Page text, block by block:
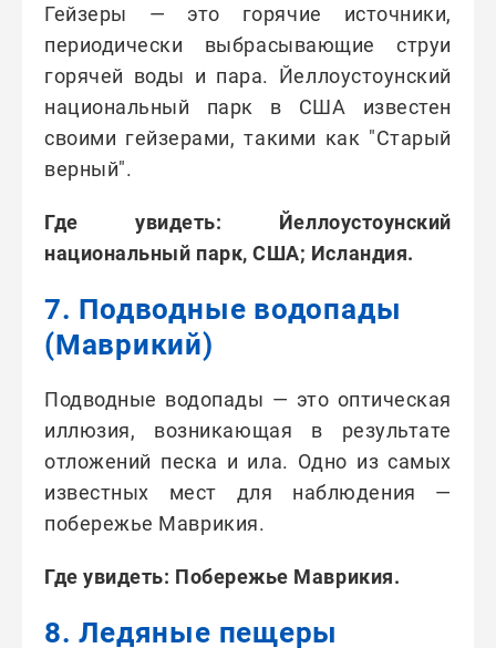
Гейзеры — это горячие источники,
периодически выбрасывающие струи
горячей воды и пара. Йеллоустоунский
национальный парк в США известен
своими гейзерами, такими как "Старый
верный".
Где увидеть: Йеллоустоунский
национальный парк, США; Исландия.
7. Подводные водопады
(Маврикий)
Подводные водопады — это оптическая
иллюзия, возникающая в результате
отложений песка и ила. Одно из самых
известных мест для наблюдения —
побережье Маврикия.
Где увидеть: Побережье Маврикия.
8. Ледяные пещеры